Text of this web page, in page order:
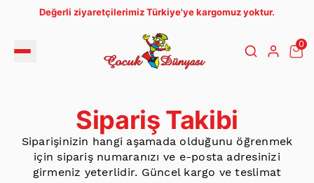
Değerli ziyaretçilerimiz Türkiye'ye kargomuz yoktur.
0
Sipariş Takibi
Siparişinizin hangi aşamada olduğunu öğrenmek
için sipariş numaranızı ve e-posta adresinizi
girmeniz yeterlidir. Güncel kargo ve teslimat